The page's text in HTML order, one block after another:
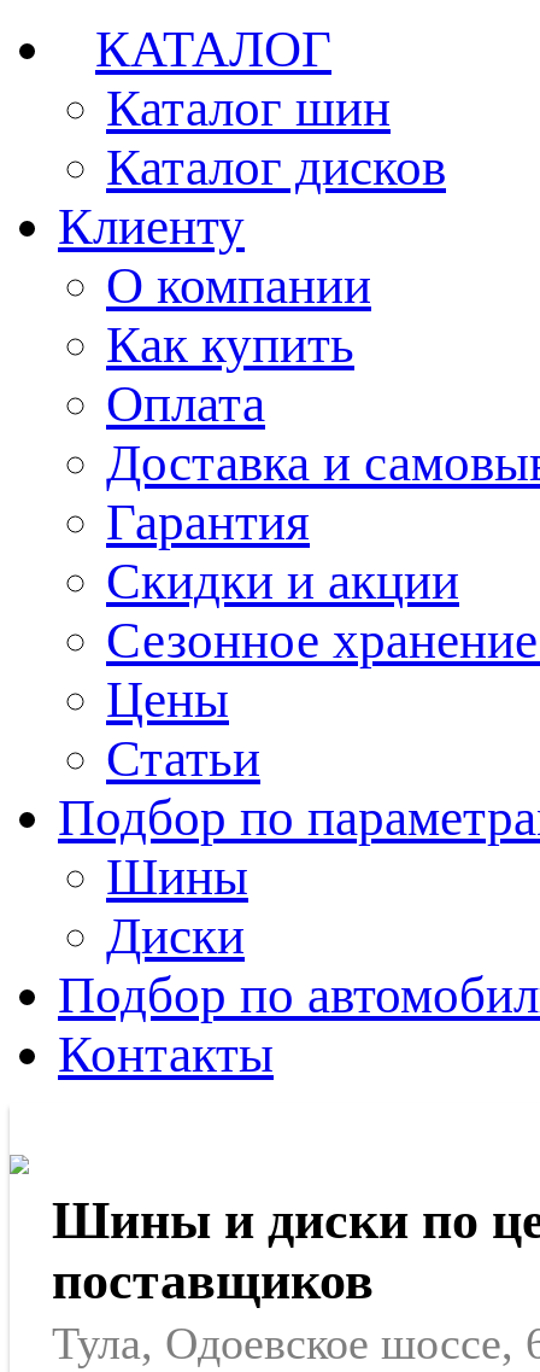
КАТАЛОГ
Каталог шин
Каталог дисков
Клиенту
О компании
Как купить
Оплата
Доставка и
Гарантия
Скидки и акции
Сезонное
Цены
Статьи
Подбор по
Шины
Диски
Подбор по
Контакты
Шины и диски по
поставщиков
Тула, Одоевское шоссе,